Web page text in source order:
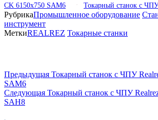
CK 6150х750 SAM6
Токарный станок с
РубрикаПромышленное оборудование
инструмент
МеткиREALREZ Токарные станки
по
записям
Предыдущая
запись
Предыдущая Токарный станок с ЧПУ
SAM6
Следующая
запись
Следующая Токарный станок с ЧПУ
SAH8